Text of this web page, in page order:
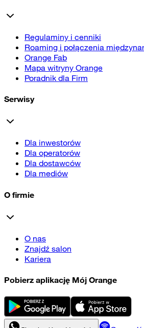
Regulaminy i cenniki
Roaming i połączenia
Orange Fab
Mapa witryny Orange
Poradnik dla Firm
Serwisy
Dla inwestorów
Dla operatorów
Dla dostawców
Dla mediów
O firmie
O nas
Znajdź salon
Kariera
Pobierz aplikację Mój Orange